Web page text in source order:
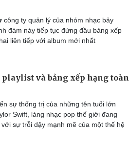
công ty quản lý của nhóm nhạc bảy
đám này tiếp tục đứng đầu bảng xếp
liên tiếp với album mới nhất
và bảng xếp hạng toàn
sự thống trị của những tên tuổi lớn
Swift, làng nhạc pop thế giới đang
sự trỗi dậy mạnh mẽ của một thế hệ